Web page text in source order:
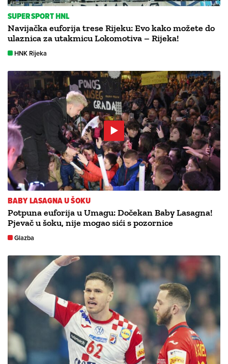
SUPERSPORT HNL
Navijačka euforija trese Rijeku: Evo kako možete do
ulaznica za utakmicu Lokomotiva – Rijeka!
HNK Rijeka
BABY LASAGNA U ŠOKU
Potpuna euforija u Umagu: Dočekan Baby Lasagna!
Pjevač u šoku, nije mogao sići s pozornice
Glazba